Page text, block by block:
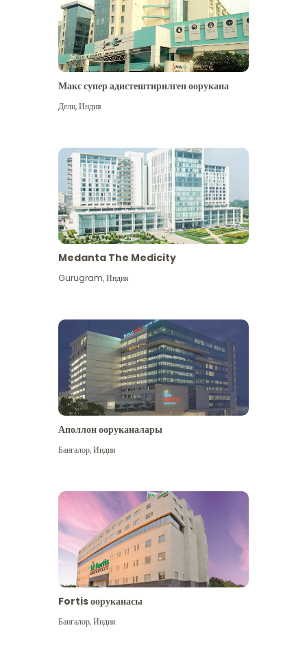
Макс супер адистештирилген оорукана
Дели,Индия
Medanta The Medicity
Gurugram,Индия
Аполлон ооруканалары
Бангалор,Индия
Fortis ооруканасы
Бангалор,Индия